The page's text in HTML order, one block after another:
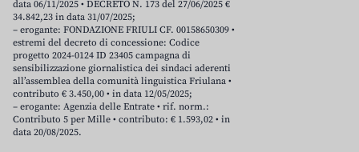
data 06/11/2025 • DECRETO N. 173 del 27/06/2025 €
34.842,23 in data 31/07/2025;
– erogante: FONDAZIONE FRIULI CF. 00158650309 •
estremi del decreto di concessione: Codice
progetto 2024-0124 ID 23405 campagna di
sensibilizzazione giornalistica dei sindaci aderenti
all’assemblea della comunità linguistica Friulana •
contributo € 3.450,00 • in data 12/05/2025;
– erogante: Agenzia delle Entrate • rif. norm.:
Contributo 5 per Mille • contributo: € 1.593,02 • in
data 20/08/2025.